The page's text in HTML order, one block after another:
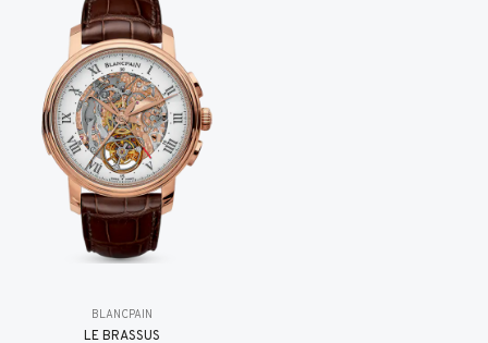
BLANCPAIN
LE BRASSUS